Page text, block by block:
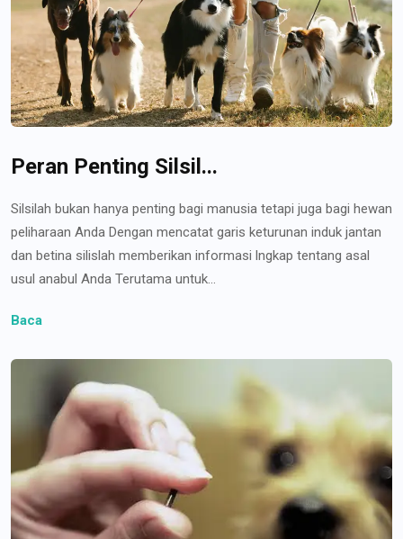
Peran Penting Silsil...
Silsilah bukan hanya penting bagi manusia tetapi juga bagi hewan
peliharaan Anda Dengan mencatat garis keturunan induk jantan
dan betina silislah memberikan informasi lngkap tentang asal
usul anabul Anda Terutama untuk...
Baca